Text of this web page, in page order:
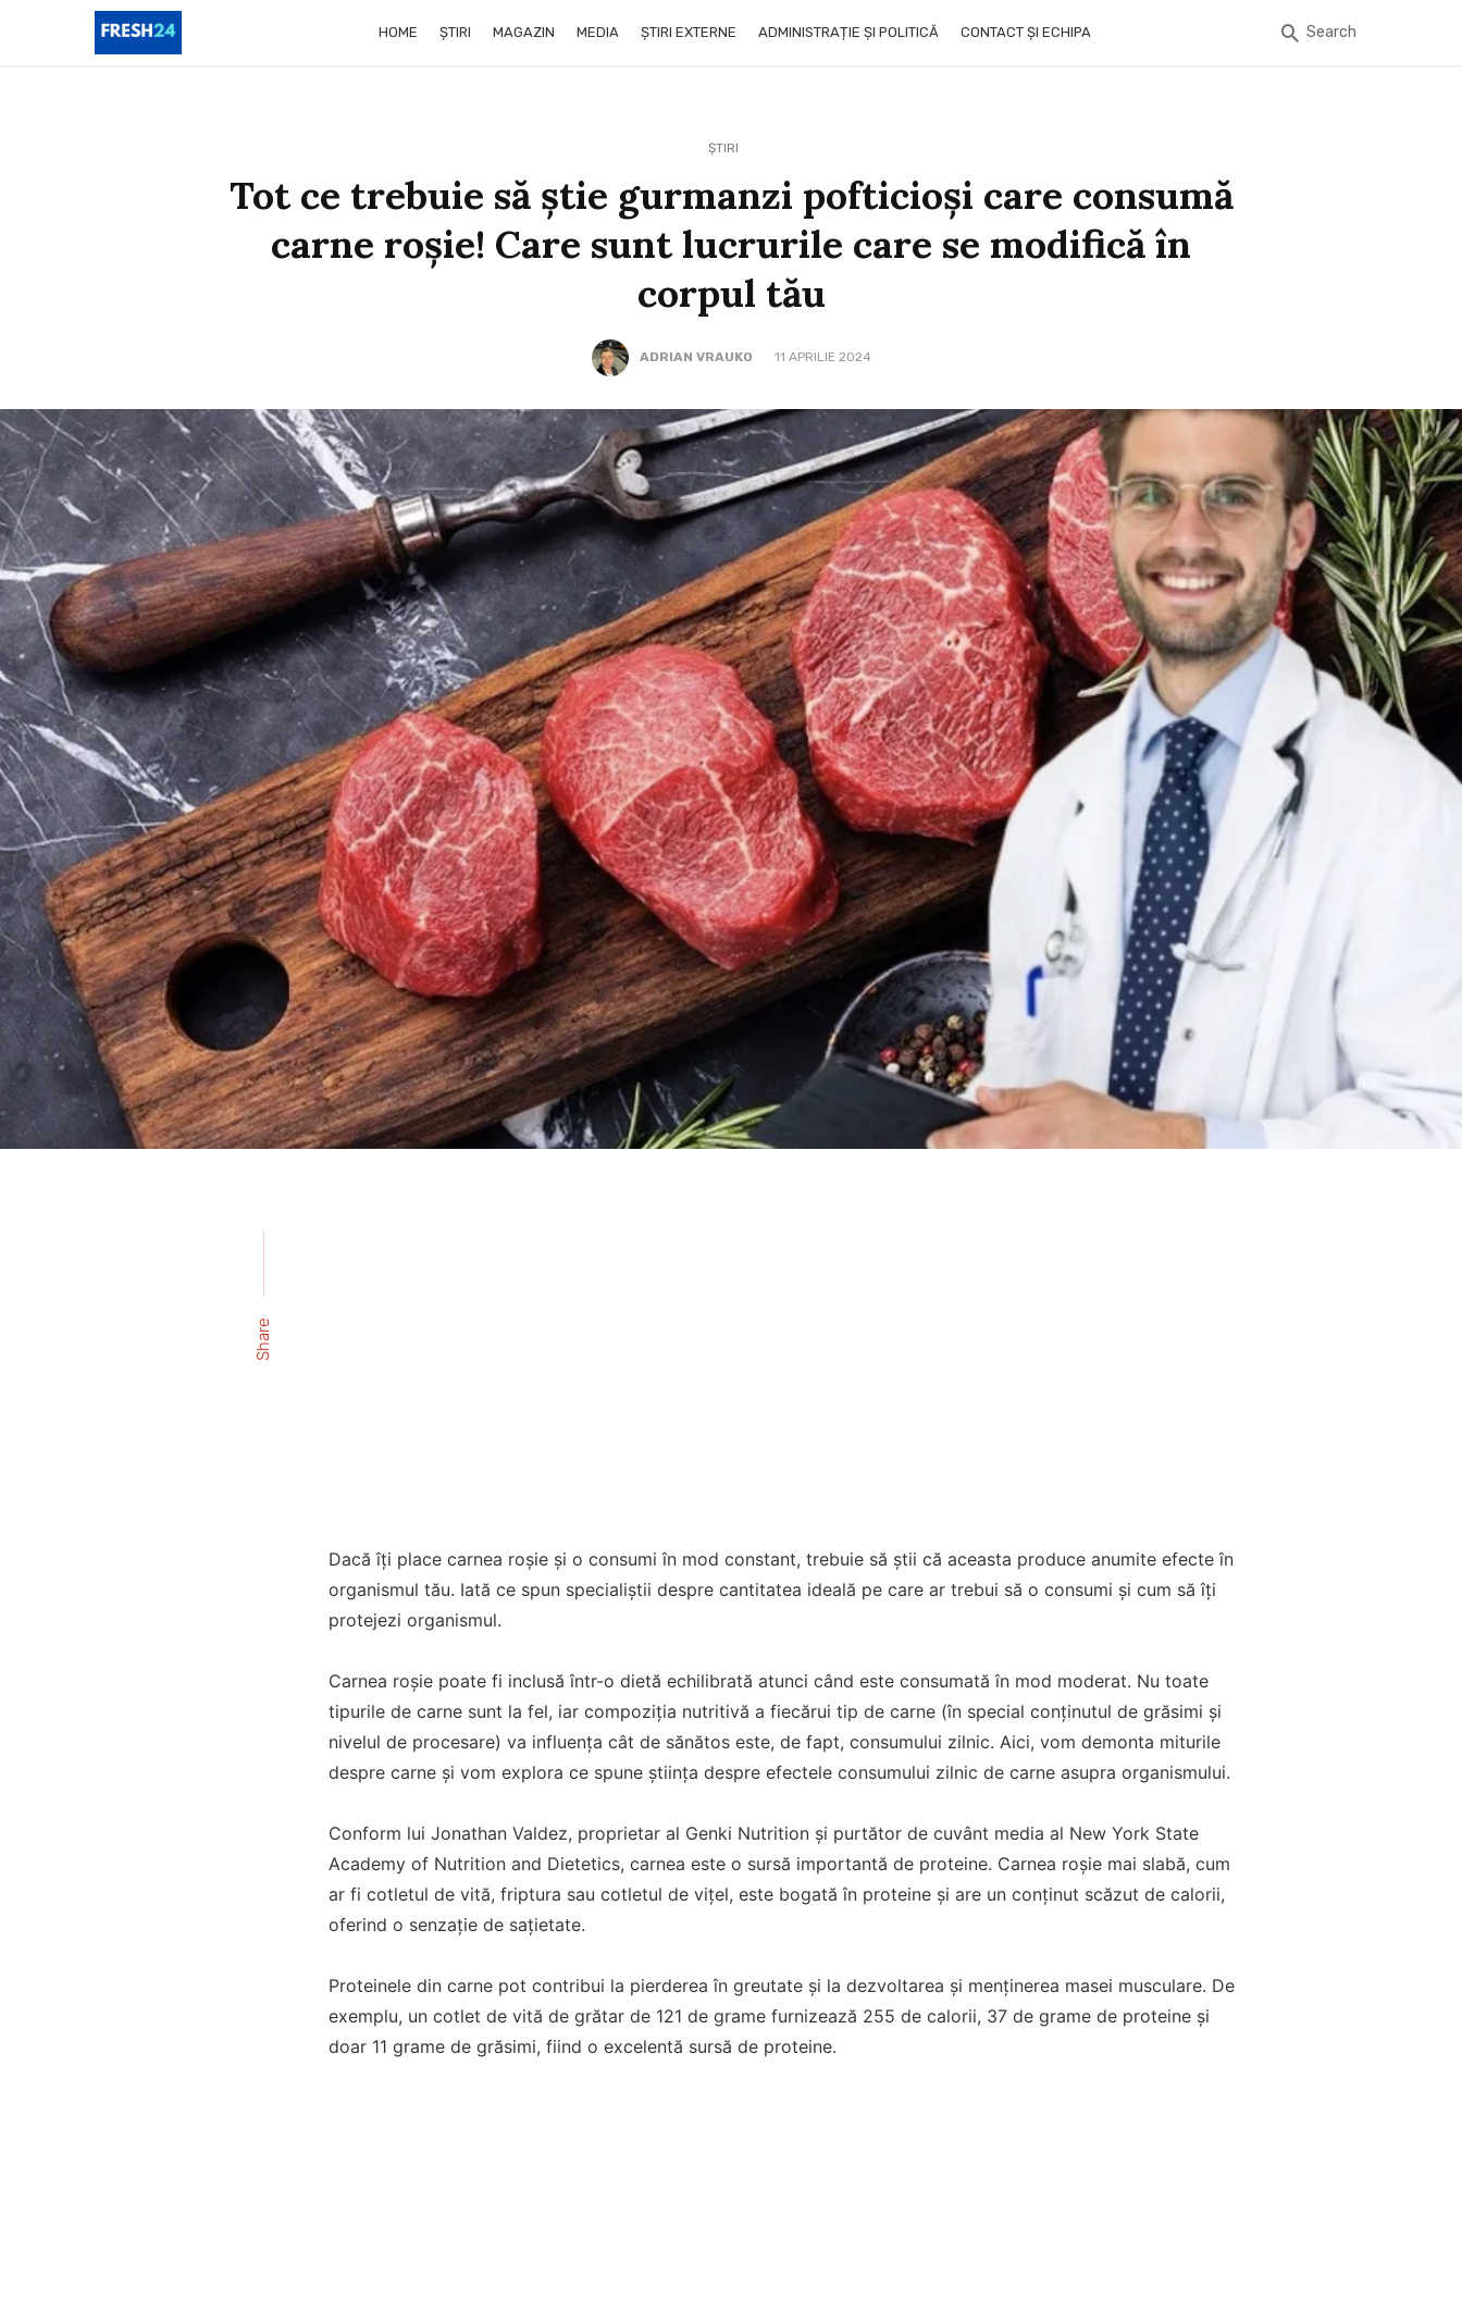
HOME ȘTIRI MAGAZIN MEDIA ȘTIRI EXTERNE ADMINISTRAȚIE ȘI POLITICĂ CONTACT ȘI ECHIPA Search
ȘTIRI
Tot ce trebuie să știe gurmanzi pofticioși care consumă
carne roșie! Care sunt lucrurile care se modifică în
corpul tău
ADRIAN VRAUKO 11 APRILIE 2024
Share
Dacă îți place carnea roșie și o consumi în mod constant, trebuie să știi că aceasta produce anumite efecte în
organismul tău. Iată ce spun specialiștii despre cantitatea ideală pe care ar trebui să o consumi și cum să îți
protejezi organismul.
Carnea roșie poate fi inclusă într-o dietă echilibrată atunci când este consumată în mod moderat. Nu toate
tipurile de carne sunt la fel, iar compoziția nutritivă a fiecărui tip de carne (în special conținutul de grăsimi și
nivelul de procesare) va influența cât de sănătos este, de fapt, consumului zilnic. Aici, vom demonta miturile
despre carne și vom explora ce spune știința despre efectele consumului zilnic de carne asupra organismului.
Conform lui Jonathan Valdez, proprietar al Genki Nutrition și purtător de cuvânt media al New York State
Academy of Nutrition and Dietetics, carnea este o sursă importantă de proteine. Carnea roșie mai slabă, cum
ar fi cotletul de vită, friptura sau cotletul de vițel, este bogată în proteine și are un conținut scăzut de calorii,
oferind o senzație de sațietate.
Proteinele din carne pot contribui la pierderea în greutate și la dezvoltarea și menținerea masei musculare. De
exemplu, un cotlet de vită de grătar de 121 de grame furnizează 255 de calorii, 37 de grame de proteine și
doar 11 grame de grăsimi, fiind o excelentă sursă de proteine.